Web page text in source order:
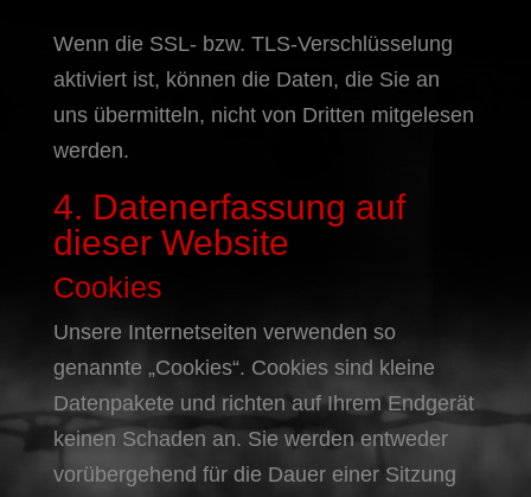
Wenn die SSL- bzw. TLS-Verschlüsselung
aktiviert ist, können die Daten, die Sie an
uns übermitteln, nicht von Dritten mitgelesen
werden.
4. Datenerfassung auf
dieser Website
Cookies
Unsere Internetseiten verwenden so
genannte „Cookies“. Cookies sind kleine
Datenpakete und richten auf Ihrem Endgerät
keinen Schaden an. Sie werden entweder
vorübergehend für die Dauer einer Sitzung